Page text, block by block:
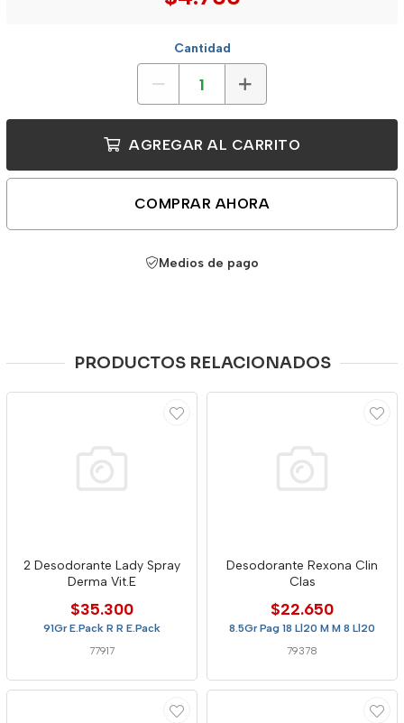
Cantidad
AGREGAR AL CARRITO
COMPRAR AHORA
Medios de pago
PRODUCTOS RELACIONADOS
2 Desodorante Lady Spray
Derma Vit.E
$35.300
91Gr E.Pack R R E.Pack
77917
Desodorante Rexona Clin
Clas
$22.650
8.5Gr Pag 18 Ll20 M M 8 Ll20
79378